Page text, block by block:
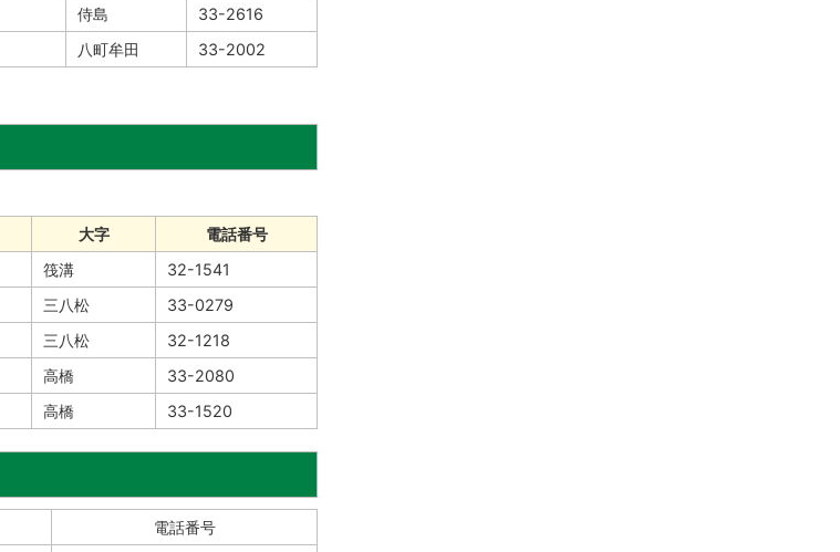
侍島
33-2616
八町牟田 33-2002
大字
電話番号
筏溝
32-1541
三八松
33-0279
三八松
32-1218
高橋
33-2080
高橋 33-1520
電話番号